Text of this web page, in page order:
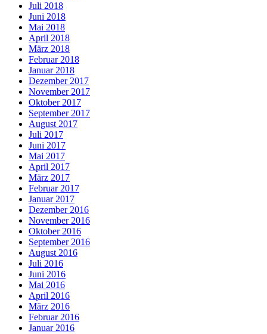
Juli 2018
Juni 2018
Mai 2018
April 2018
März 2018
Februar 2018
Januar 2018
Dezember 2017
November 2017
Oktober 2017
September 2017
August 2017
Juli 2017
Juni 2017
Mai 2017
April 2017
März 2017
Februar 2017
Januar 2017
Dezember 2016
November 2016
Oktober 2016
September 2016
August 2016
Juli 2016
Juni 2016
Mai 2016
April 2016
März 2016
Februar 2016
Januar 2016